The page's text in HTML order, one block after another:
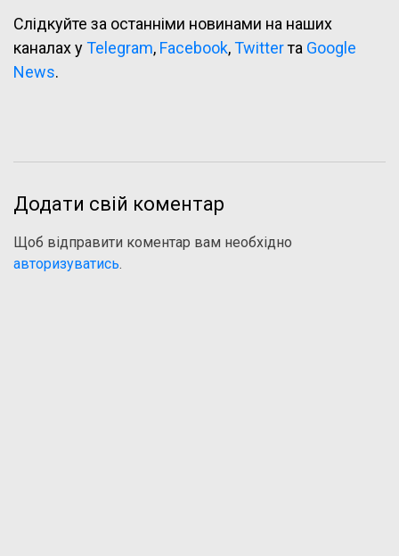
Слідкуйте за останніми новинами на наших
каналах уTelegram, Facebook,Twitterта Google
News.
Додати свій коментар
Щоб відправити коментар вам необхідно
авторизуватись.